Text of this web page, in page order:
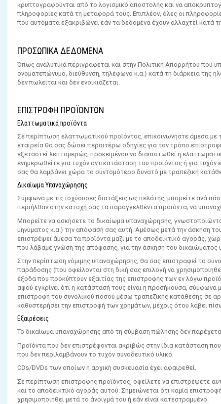
κρυπτογραφούνται από το λογισμικό αποστολής και να
πληροφορίες κατά τη μεταφορά τους. Επιπλέον, όλες οι
που αυτόματα εξακριβώνει εάν τα δεδομένα έχουν αλλαχτεί κατά
ΠΡΟΣΩΠΙΚΑ ΔΕΔΟΜΕΝΑ
Όπως αναλυτικά περιγράφεται και στην Πολιτική Απορρήτου που
ονοματεπώνυμο, διεύθυνση, τηλέφωνο κ.α.) κατά τη διάρκεια της
δεν πωλείται και δεν ενοικιάζεται.
ΕΠΙΣΤΡΟΦΗ ΠΡΟΪΟΝΤΩΝ
Ελαττωματικά προϊόντα
Σε περίπτωση ελαττωματικού προϊόντος, επικοινωνήστε άμεσα με
εταιρεία θα σας δώσει περαιτέρω οδηγίες για τον τρόπο
εξεταστεί λεπτομερώς, προκειμένου να διαπιστωθεί η
ενημερωθείτε για τυχόν αντικατάσταση του προϊόντος ή για
σας θα λαμβάνει χώρα το συντομότερο δυνατό με τραπεζική
Δικαίωμα Υπαναχώρησης
Σύμφωνα με τις ισχύουσες διατάξεις ως πελάτης, μπορείτε ανά
περιήλθαν στην κατοχή σας τα παραγγελθέντα προϊόντα, να
Μπορείτε να ασκήσετε το δικαίωμα υπαναχώρησης,
μηνύματος κ.α.) την απόφασή σας αυτή. Αμέσως μετά την άσκηση
επιστρέψει άμεσα τα προϊόντα μαζί με το αποδεικτικό αγοράς,
που λάβαμε γνώση της απόφασης, για την άσκηση του
Στην περίπτωση νόμιμης υπαναχώρησης, θα σας επιστραφεί το
παράδοσης (που οφείλονται στη δική σας επιλογή να
έξοδα που προκύπτουν εξαιτίας της επιστροφής των εν λόγω
αφού εγκρίνει ότι η κατάστασή τους είναι η προσήκουσα,
επιστροφή του συνολικού ποσού μέσω τραπεζικής κατάθεσης σε
καθυστερήσει την επιστροφή των χρημάτων, μέχρις ότου λάβει
Εξαιρέσεις
Το δικαίωμα υπαναχώρησης από τη σύμβαση πώλησης δεν
Προϊόντα που δεν επιστρέφονται ακριβώς στην ίδια κατάσταση
που δεν περιλαμβάνουν το τυχόν συνοδευτικό υλικό.
CDs/DVDs των οποίων η αρχική συσκευασία έχει αφαιρεθεί.
Σε περίπτωση επιστροφής προϊόντος, οφείλετε να επιστρέψετε
και το αποδεικτικό αγοράς αυτού. Σημειώνεται ότι καμία
χρησιμοποιηθεί μετά το άνοιγμά του ή εάν είναι κατεστραμμένο.